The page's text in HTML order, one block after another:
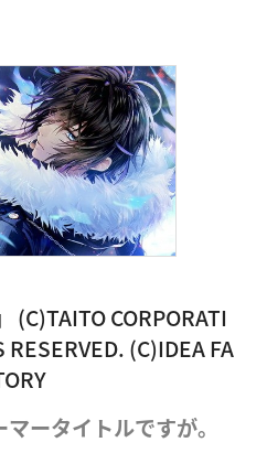
(C)TAITO CORPORATI
(C)IDEA FA
ータイトルですが。